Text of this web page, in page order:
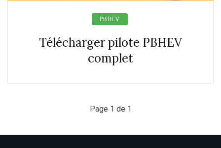
PBHEV
Télécharger pilote PBHEV
complet
Page 1 de 1